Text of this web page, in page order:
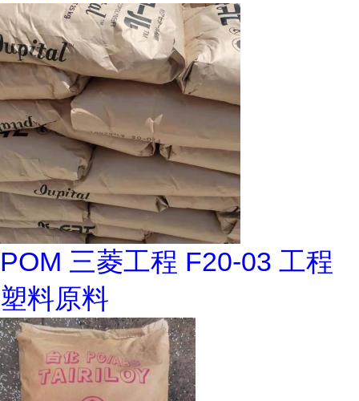
POM 三菱工程 F20-03 工程
塑料原料